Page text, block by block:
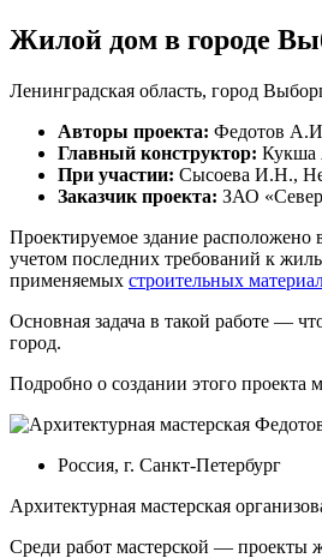
Жилой дом в городе
Ленинградская область, город
Авторы проекта: Федотов
Главный конструктор: Кукша
При участии: Сысоева И.Н.,
Заказчик проекта: ЗАО
Проектируемое здание расположено
учетом последних требований к
применяемых строительных
Основная задача в такой работе —
город.
Подробно о создании этого проекта
Россия, г. Санкт-Петербург
Архитектурная мастерская
Среди работ мастерской — проекты